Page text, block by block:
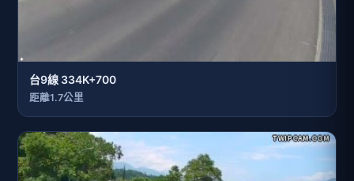
台9線 334K+700
距離1.7公里